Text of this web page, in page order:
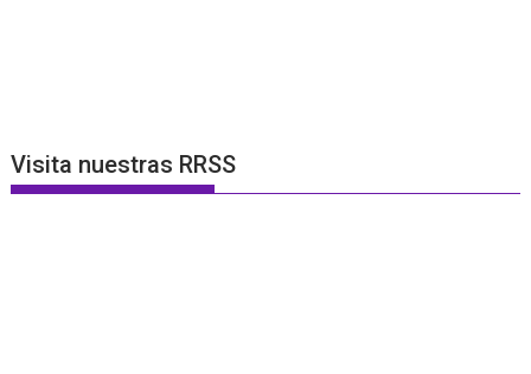
Visita nuestras RRSS